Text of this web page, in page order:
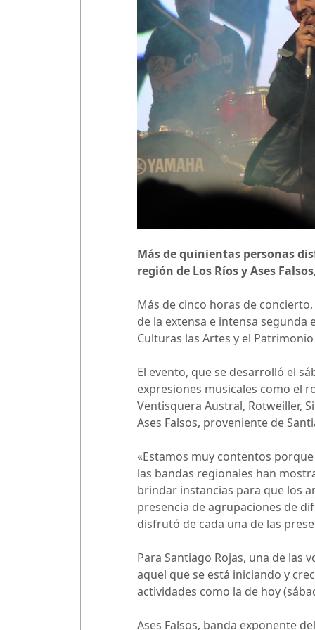
Más de quinientas personas
región de Los Ríos y Ases
Más de cinco horas de
de la extensa e intensa segunda
Culturas las Artes y el
El evento, que se desarrolló el
expresiones musicales como el
Ventisquera Austral, Rotweiller,
Ases Falsos, proveniente de
«Estamos muy contentos
las bandas regionales han
brindar instancias para que los
presencia de agrupaciones de
disfrutó de cada una de las
Para Santiago Rojas, una de las
aquel que se está iniciando y
actividades como la de hoy
Ases Falsos, banda exponente